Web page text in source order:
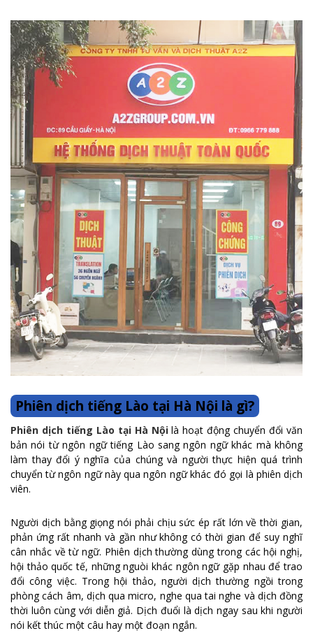
Phiên dịch tiếng Lào tại Hà Nội là gì?
Phiên dịch tiếng Lào tại Hà Nộilà hoạt động chuyển đổi văn
bản nói từ ngôn ngữ tiếng Lào sang ngôn ngữ khác mà không
làm thay đổi ý nghĩa của chúng và người thực hiện quá trình
chuyển từ ngôn ngữ này qua ngôn ngữ khác đó gọi là phiên dịch
viên.
Người dịch bằng giọng nói phải chịu sức ép rất lớn về thời gian,
phản ứng rất nhanh và gần như không có thời gian để suy nghĩ
cân nhắc về từ ngữ. Phiên dịch thường dùng trong các hội nghị,
hội thảo quốc tế, những nguòi khác ngôn ngữ gặp nhau để trao
đổi công việc. Trong hội thảo, người dịch thường ngồi trong
phòng cách âm, dịch qua micro, nghe qua tai nghe và dịch đồng
thời luôn cùng với diễn giả. Dịch đuổi là dịch ngay sau khi người
nói kết thúc một câu hay một đoạn ngắn.